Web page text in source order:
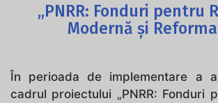
„PNRR: Fonduri pentru
Modernă și
În perioada de implementare a
cadrul proiectului „PNRR: Fonduri